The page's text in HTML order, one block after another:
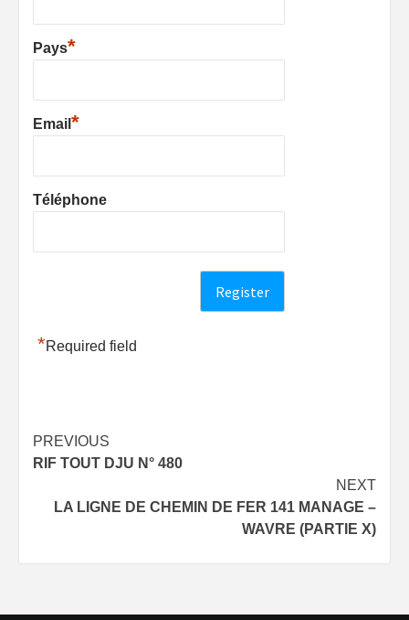
Pays*
Email *
Téléphone
*Required field
Post
navigation
PREVIOUS
RIF TOUT DJU N° 480
NEXT
LA LIGNE DE CHEMIN DE FER 141 MANAGE –
WAVRE (PARTIE X)